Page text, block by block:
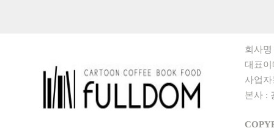
회사
대표이
사업
본사 :